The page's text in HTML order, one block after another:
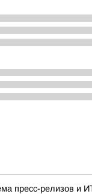
пресс-релизов и